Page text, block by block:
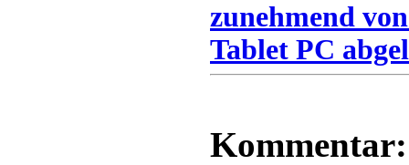
zunehmend
Tablet PC
Kommentar: